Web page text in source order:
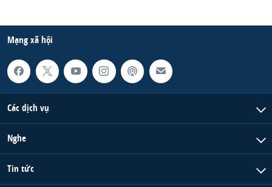
Mạng xã hội
Các dịch vụ
Nghe
Tin tức